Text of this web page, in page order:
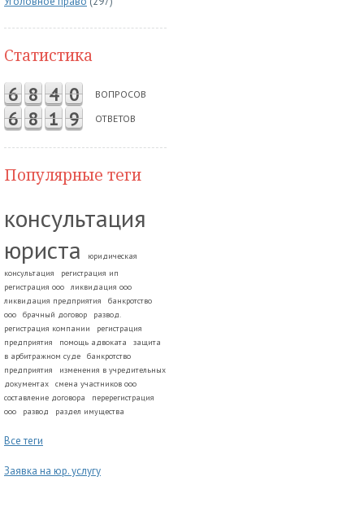
Статистика
6 8 4 0 ВОПРОСОВ
6 8 1 9 ОТВЕТОВ
Популярные теги
консультация
юриста
юридическая
консультация
регистрация ип
регистрация ооо
ликвидация ооо
ликвидация предприятия
банкротство
ооо
брачный договор
развод.
регистрация компании
регистрация
предприятия
помощь адвоката
защита
в арбитражном суде
банкротство
предприятия
изменения в учредительных
документах
смена участников ооо
составление договора
перерегистрация
ооо
развод раздел имущества
Все теги
Заявка на юр. услугу